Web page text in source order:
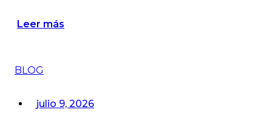
Leer más
BLOG
julio 9, 2026